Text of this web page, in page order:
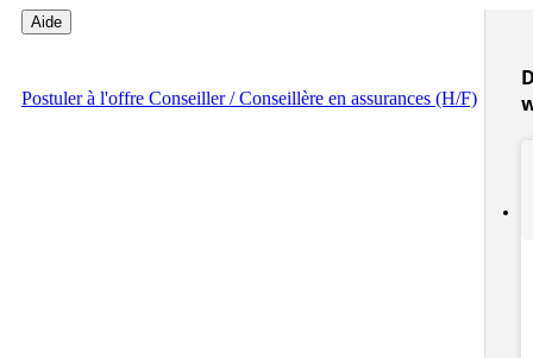
Aide
Postulerà l'offre Conseiller / Conseillère en assurances (H/F)